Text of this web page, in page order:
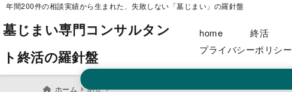
年間200件の相談実績から生まれた、失敗しない「墓じまい」の羅針盤
墓じまい専門コンサルタン
ト終活の羅針盤
home 終活
プライバシーポリシー
ホーム 納骨